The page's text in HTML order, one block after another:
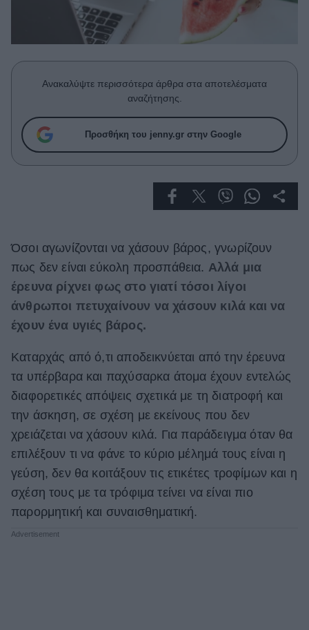
Πρόσωπα
Συνεντεύξεις
Ask the Guru
Success Stories
Cooking
Green
Αφιερώματα
ΒΟΞ
Χωρίς Ταμπέλες
Women's Forum
Hautes Grecians
Ανακαλύψτε περισσότερα άρθρα στα αποτελέσματα
αναζήτησης.
Προσθήκη του jenny.gr στην Google
Όσοι αγωνίζονται να χάσουν βάρος, γνωρίζουν
πως δεν είναι εύκολη προσπάθεια. Αλλά μια
έρευνα ρίχνει φως στο γιατί τόσοι λίγοι
άνθρωποι πετυχαίνουν να χάσουν κιλά και να
έχουν ένα υγιές βάρος.
Καταρχάς από ό,τι αποδεικνύεται από την έρευνα
τα υπέρβαρα και παχύσαρκα άτομα έχουν εντελώς
διαφορετικές απόψεις σχετικά με τη διατροφή και
την άσκηση, σε σχέση με εκείνους που δεν
χρειάζεται να χάσουν κιλά. Για παράδειγμα όταν θα
επιλέξουν τι να φάνε το κύριο μέλημά τους είναι η
γεύση, δεν θα κοιτάξουν τις ετικέτες τροφίμων και η
σχέση τους με τα τρόφιμα τείνει να είναι πιο
παρορμητική και συναισθηματική.